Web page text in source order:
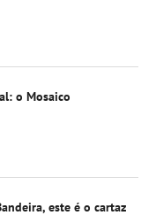
o Mosaico
este é o cartaz